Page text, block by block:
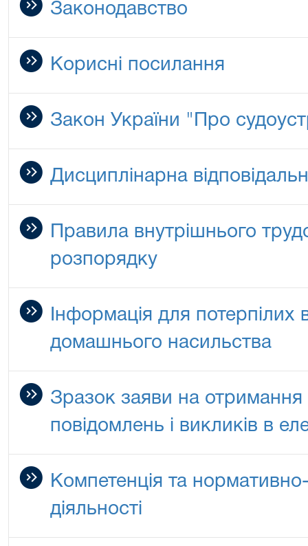
Законодавство
Корисні посилання
Закон України "Про
Дисциплінарна
Правила внутрішнього
розпорядку
Інформація для потерпілих
домашнього насильства
Зразок заяви на отримання
повідомлень і викликів в
Компетенція та
діяльності